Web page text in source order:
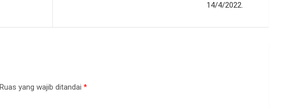
14/4/2022.
Ruas yang wajib ditandai *